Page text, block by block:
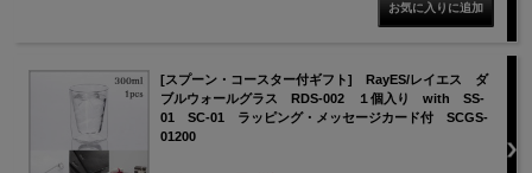
[スプーン・コースター付ギフト] RayES/レイエス ダ
ブルウォールグラス RDS-002 １個入り with SS-
01 SC-01 ラッピング・メッセージカード付 SCGS-
01200